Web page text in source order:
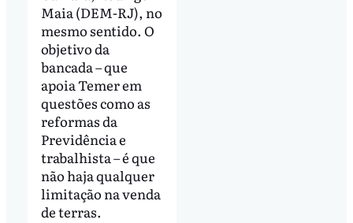
Maia (DEM-RJ), no
mesmo sentido. O
objetivo da
bancada – que
apoia Temer em
questões como as
reformas da
Previdência e
trabalhista – é que
não haja qualquer
limitação na venda
de terras.